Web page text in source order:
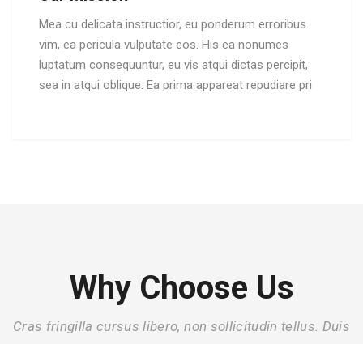
Mea cu delicata instructior, eu ponderum erroribus
vim, ea pericula vulputate eos. His ea nonumes
luptatum consequuntur, eu vis atqui dictas percipit,
sea in atqui oblique. Ea prima appareat repudiare pri
Why Choose Us
Cras fringilla cursus libero, non sollicitudin tellus. Duis